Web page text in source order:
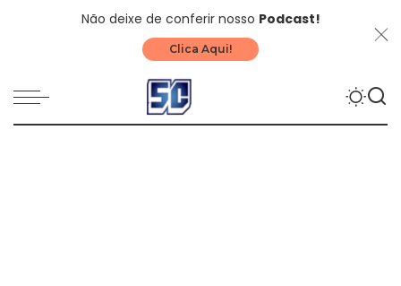
Não deixe de conferir nosso Podcast!
Clica Aqui!